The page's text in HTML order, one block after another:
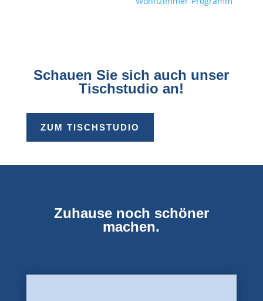
Schauen Sie sich auch unser
Tischstudio an!
ZUM TISCHSTUDIO
Zuhause noch schöner
machen.